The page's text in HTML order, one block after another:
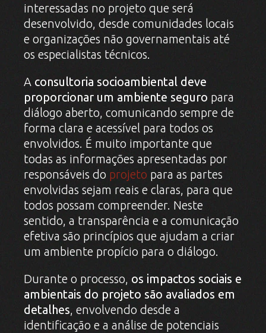
interessadas no projeto que será
desenvolvido, desde comunidades locais
e organizações não governamentais até
os especialistas técnicos.
A consultoria socioambiental deve
proporcionar um ambiente seguro para
diálogo aberto, comunicando sempre de
forma clara e acessível para todos os
envolvidos. É muito importante que
todas as informações apresentadas por
responsáveis do projeto para as partes
envolvidas sejam reais e claras, para que
todos possam compreender. Neste
sentido, a transparência e a comunicação
efetiva são princípios que ajudam a criar
um ambiente propício para o diálogo.
Durante o processo, os impactos sociais e
ambientais do projeto são avaliados em
detalhes, envolvendo desde a
identificação e a análise de potenciais